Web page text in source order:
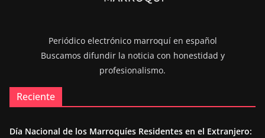
Periódico electrónico marroquí en español
Buscamos difundir la noticia con honestidad y
profesionalismo.
Reciente
Día Nacional de los Marroquíes Residentes en el Extranjero: